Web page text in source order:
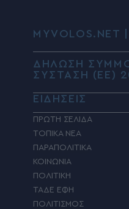
ΔΗΛΩΣΗ
ΣΥΣΤΑΣΗ (ΕΕ)
ΕΙΔΗΣΕΙΣ
ΠΡΩΤΗ ΣΕΛΙΔΑ
ΤΟΠΙΚΑ ΝΕΑ
ΠΑΡΑΠΟΛΙΤΙΚΑ
ΚΟΙΝΩΝΙΑ
ΠΟΛΙΤΙΚΗ
ΤΑΔΕ ΕΦΗ
ΠΟΛΙΤΙΣΜΟΣ